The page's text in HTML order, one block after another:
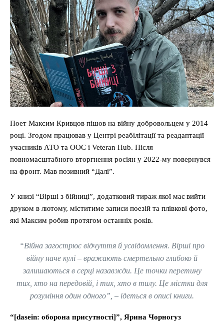
Поет Максим Кривцов пішов на війну добровольцем у 2014
році. Згодом працював у Центрі реабілітації та реадаптації
учасників АТО та ООС і Veteran Hub. Після
повномасштабного вторгнення росіян у 2022-му повернувся
на фронт. Мав позивний “Далі”.
У книзі “Вірші з бійниці”, додатковий тираж якої має вийти
друком в лютому, міститиме записи поезій та плівкові фото,
які Максим робив протягом останніх років.
“Війна загострює відчуття й усвідомлення. Вірші про
війну наче кулі – вражають смертельно глибоко й
залишаються в серці назавжди. Це точки перетину
тих, хто на передовій, і тих, хто в тилу. Це містки для
розуміння один одного”, – ідеться в описі книги.
“[dasein: оборона присутності]”, Ярина Чорногуз